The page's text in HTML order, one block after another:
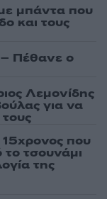
μπάντα που
και τους
– Πέθανε ο
Λεμονίδης
για να
15χρονος που
τσουνάμι
της